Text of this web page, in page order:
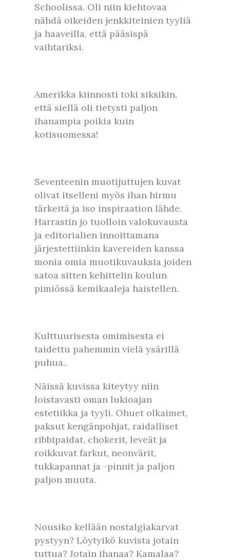
Schoolissa. Oli niin kiehtovaa
nähdä oikeiden jenkkiteinien tyyliä
ja haaveilla, että pääsispä
vaihtariksi.
Amerikka kiinnosti toki siksikin,
että siellä oli tietysti paljon
ihanampia poikia kuin
kotisuomessa!
Seventeenin muotijuttujen kuvat
olivat itselleni myös ihan hirmu
tärkeitä ja iso inspiraation lähde.
Harrastin jo tuolloin valokuvausta
ja editorialien innoittamana
järjestettiinkin kavereiden kanssa
monia omia muotikuvauksia joiden
satoa sitten kehittelin koulun
pimiössä kemikaaleja haistellen.
Kulttuurisesta omimisesta ei
taidettu pahemmin vielä ysärillä
puhua..
Näissä kuvissa kiteytyy niin
loistavasti oman lukioajan
estetiikka ja tyyli. Ohuet olkaimet,
paksut kengänpohjat, raidalliset
ribbipaidat, chokerit, leveät ja
roikkuvat farkut, neonvärit,
tukkapannat ja -pinnit ja paljon
paljon muuta.
Nousiko kellään nostalgiakarvat
pystyyn? Löytyikö kuvista jotain
tuttua? Jotain ihanaa? Kamalaa?